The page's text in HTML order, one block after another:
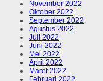
November 2022
Oktober 2022
September 2022
Agustus 2022
Juli 2022
Juni 2022
Mei 2022
April 2022
Maret 2022
Februari 2022